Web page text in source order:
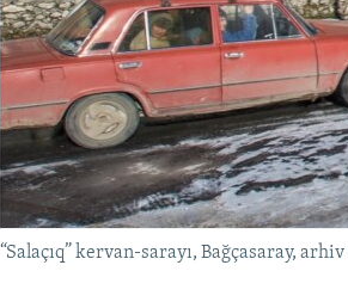
“Salaçıq” kervan-sarayı, Bağçasaray,